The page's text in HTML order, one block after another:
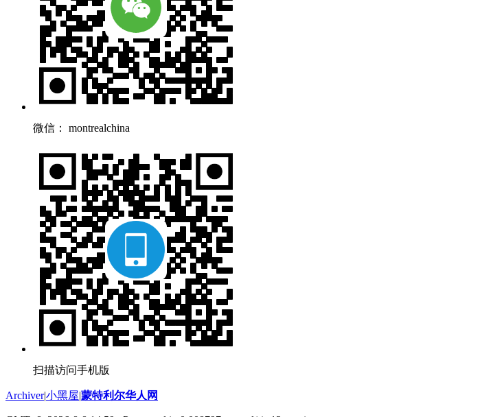
微信： montrealchina
扫描访问手机版
Archiver|小黑屋|蒙特利尔华人网